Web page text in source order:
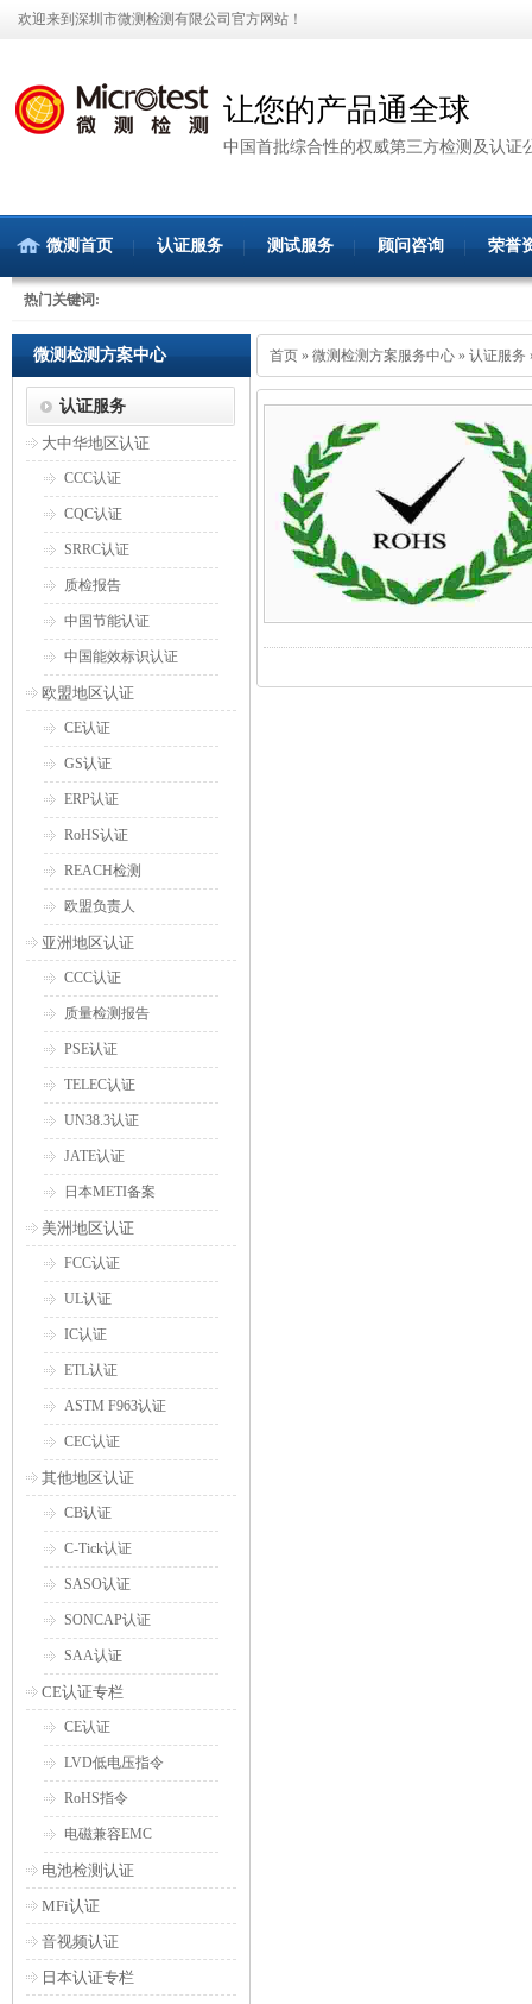
欢迎来到深圳市微测检测有限公司官方网站！
让您的产品通全球
中国首批综合性的权威第三方检测及认证
微测首页 认证服务 测试服务 顾问咨询 荣誉
热门关键词:
微测检测方案中心
认证服务
大中华地区认证
CCC认证
CQC认证
SRRC认证
质检报告
中国节能认证
中国能效标识认证
欧盟地区认证
CE认证
GS认证
ERP认证
RoHS认证
REACH检测
欧盟负责人
亚洲地区认证
CCC认证
质量检测报告
PSE认证
TELEC认证
UN38.3认证
JATE认证
日本METI备案
美洲地区认证
FCC认证
UL认证
IC认证
ETL认证
ASTM F963认证
CEC认证
其他地区认证
CB认证
C-Tick认证
SASO认证
SONCAP认证
SAA认证
CE认证专栏
CE认证
LVD低电压指令
RoHS指令
电磁兼容EMC
电池检测认证
MFi认证
音视频认证
日本认证专栏
首页 » 微测检测方案服务中心 » 认证服务